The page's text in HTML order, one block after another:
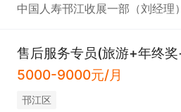
中国人寿邗江收展一部（刘经理）
售后服务专员(旅游+年终
5000-9000元/月
邗江区